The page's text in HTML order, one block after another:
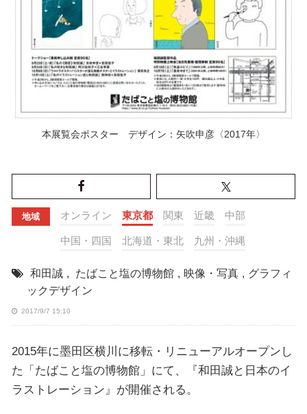
本展覧会ポスター デザイン：矢吹申彦〈2017年〉
地域 オンライン 東京都 関東 近畿 中部
中国・四国 北海道・東北 九州・沖縄
和田誠 , たばこと塩の博物館 , 映像・写真 , グラフィ
ックデザイン
2017/9/7 15:10
2015年に墨田区横川に移転・リニューアルオープンし
た「たばこと塩の博物館」にて、『和田誠と日本のイ
ラストレーション』が開催される。